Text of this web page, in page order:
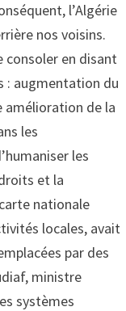
l’Algérie
nos voisins.
consoler en disant
: augmentation du
amélioration de la
les
les
et la
nationale
locales, avait
par des
ministre
systèmes